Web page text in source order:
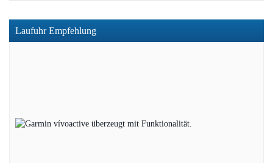
Laufuhr Empfehlung